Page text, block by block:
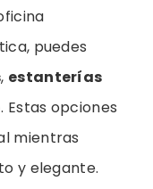
puedes
, estanterías
. Estas opciones
mientras
y elegante.